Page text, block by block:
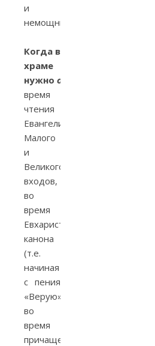
и
немощных.
Когда в
храме
нужно обязательно
время
чтения
Евангелия,
Малого
и
Великого
входов,
во
время
Евхаристического
канона
(т.е.
начиная
с пения
«Верую»),
во
время
причащения